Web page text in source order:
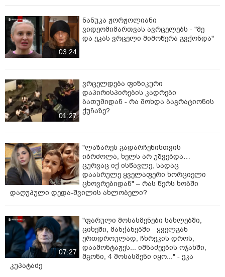
03:24
ნანუკა ჟორჟოლიანი
ვიდეომიმართვას ავრცელებს - "მე
და ეკას ვრცელი მიმოწერა გვქონდა"
01:27
ვრცელდება ფიზიკური
დაპირისპირების კადრები
ბათუმიდან - რა მოხდა ბაგრატიონის
ქუჩაზე?
"ლაზარეს გადარჩენისთვის
იბრძოლა, ხელს არ უშვებდა…
ცურვაც იქ ისწავლე, სადაც
დაასრულე ყველაფერი ხორციელი
ცხოვრებიდან" – რას წერს ხობში
დაღუპული დედა-შვილის ახლობელი?
07:27
"ფარული მოსასმენები სახლებში,
ციხეში, მანქანებში - ყველგან
ერთდროულად, ჩხრეკის დროს,
დაამონტაჟეს... იმნაძეების ოჯახში,
მგონი, 4 მოსასმენი იყო..." - ეკა
კუპატაძე